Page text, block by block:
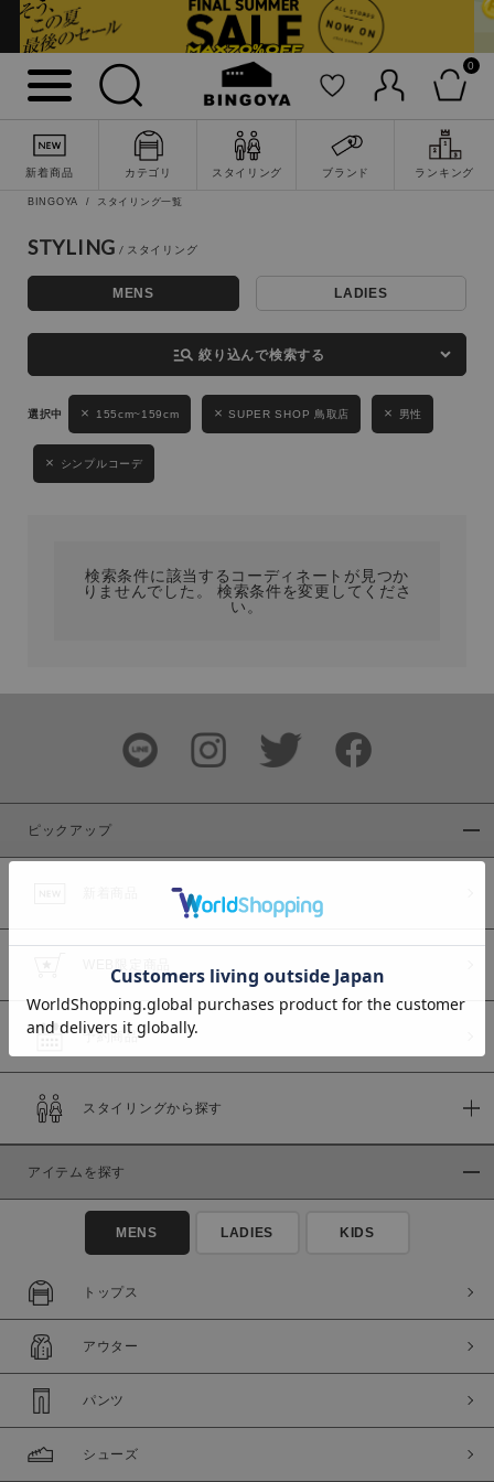
0
新着商品 カテゴリ スタイリング ブランド ランキング
詳細検索
キーワード
性別
MENS LADIES KIDS
ブランド
商品タイプ
通常商品
セール価格
在庫
在庫あり
BINGOYA スタイリング一覧
STYLING
MENS LADIES
manage_search 絞り込んで検索する
155cm~159cm SUPER SHOP 鳥取店 男性
シンプルコーデ
検索条件に該当するコーディネートが見つか
りませんでした。 検索条件を変更してくださ
い。
ピックアップ
予約商品
スタイリングから探す
アイテムを探す
MENS LADIES KIDS
トップス
アウター
パンツ
シューズ